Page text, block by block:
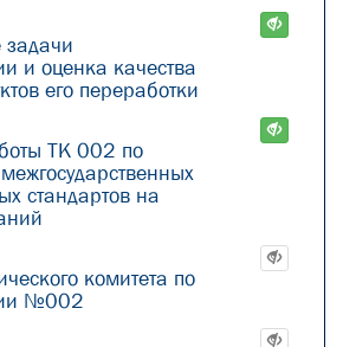
задачи
и оценка качества
его переработки
ТК 002 по
стандартов на
комитета по
№002